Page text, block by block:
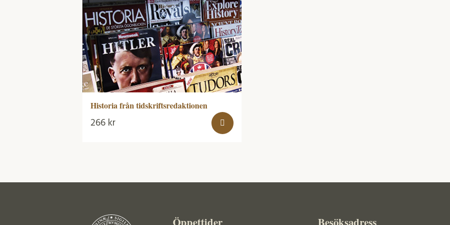
Historia från tidskriftsredaktionen
266 kr
Öppettider Besöksadress